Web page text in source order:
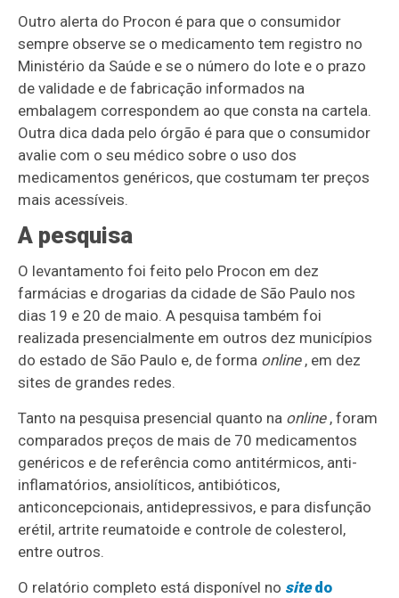
Outro alerta do Procon é para que o consumidor
sempre observe se o medicamento tem registro no
Ministério da Saúde e se o número do lote e o prazo
de validade e de fabricação informados na
embalagem correspondem ao que consta na cartela.
Outra dica dada pelo órgão é para que o consumidor
avalie com o seu médico sobre o uso dos
medicamentos genéricos, que costumam ter preços
mais acessíveis.
A pesquisa
O levantamento foi feito pelo Procon em dez
farmácias e drogarias da cidade de São Paulo nos
dias 19 e 20 de maio. A pesquisa também foi
realizada presencialmente em outros dez municípios
do estado de São Paulo e, de forma online, em dez
sites de grandes redes.
Tanto na pesquisa presencial quanto na online, foram
comparados preços de mais de 70 medicamentos
genéricos e de referência como antitérmicos, anti-
inflamatórios, ansiolíticos, antibióticos,
anticoncepcionais, antidepressivos, e para disfunção
erétil, artrite reumatoide e controle de colesterol,
entre outros.
O relatório completo está disponível no sitedo